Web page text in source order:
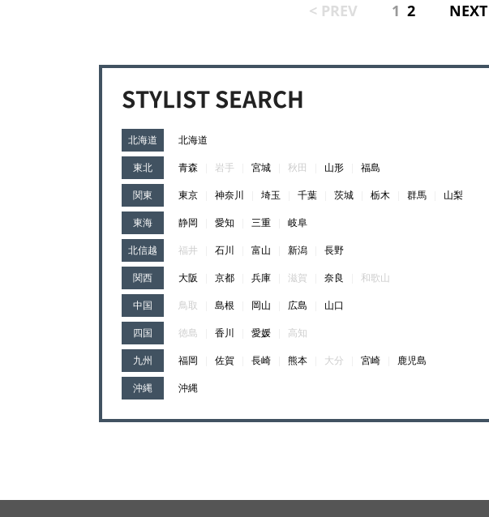
< PREV 1 2
STYLIST SEARCH
北海道 北海道
東北 青森 岩手 宮城 秋田 山形 福島
関東 東京 神奈川 埼玉 千葉 茨城 栃木 群馬 山梨
東海 静岡 愛知 三重 岐阜
北信越 福井 石川 富山 新潟 長野
関西 大阪 京都 兵庫 滋賀 奈良 和歌山
中国 鳥取 島根 岡山 広島 山口
四国 徳島 香川 愛媛 高知
九州 福岡 佐賀 長崎 熊本 大分 宮崎 鹿児島
沖縄 沖縄